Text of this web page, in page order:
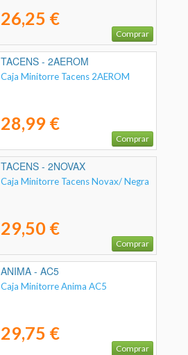
26,25 €
Comprar
TACENS - 2AEROM
Caja Minitorre Tacens 2AEROM
28,99 €
Comprar
TACENS - 2NOVAX
Caja Minitorre Tacens Novax/ Negra
29,50 €
Comprar
ANIMA - AC5
Caja Minitorre Anima AC5
29,75 €
Comprar